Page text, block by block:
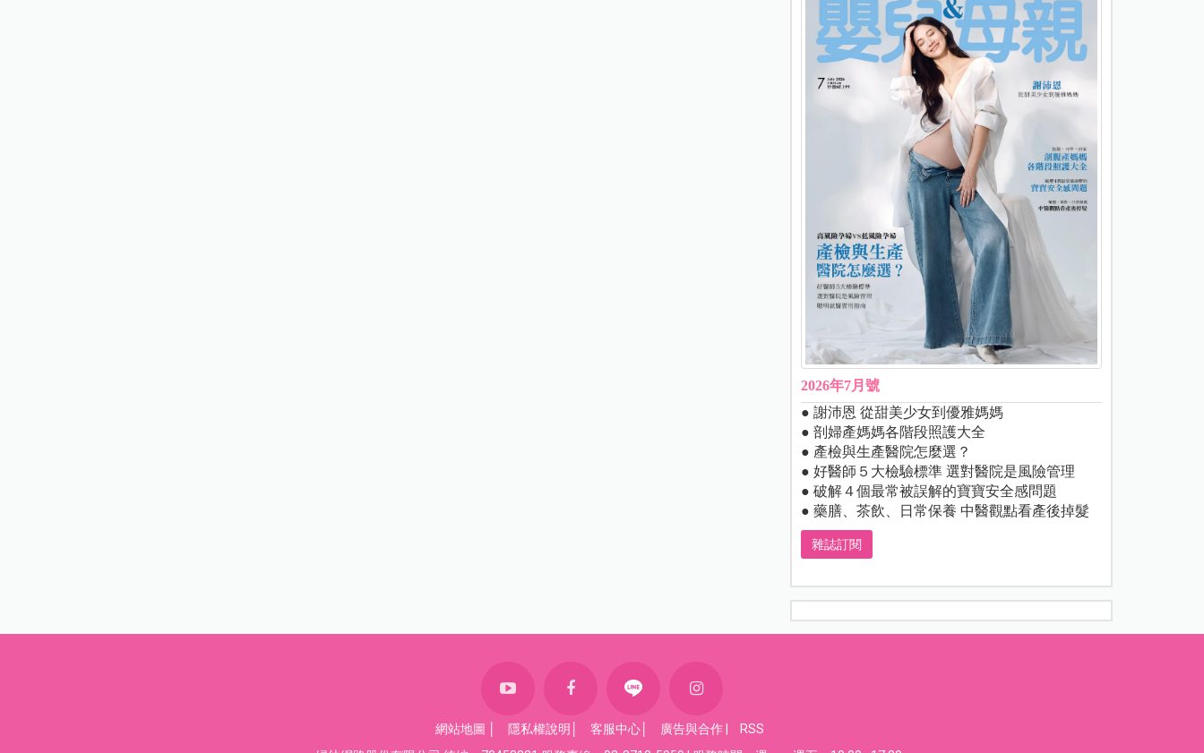
2026年7月號
● 謝沛恩 從甜美少女到優雅媽媽
● 剖婦產媽媽各階段照護大全
● 產檢與生產醫院怎麼選？
● 好醫師５大檢驗標準 選對醫院是風險管理
● 破解４個最常被誤解的寶寶安全感問題
● 藥膳、茶飲、日常保養 中醫觀點看產後掉髮
雜誌訂閱
網站地圖 隱私權說明 客服中心 廣告與合作
RSS